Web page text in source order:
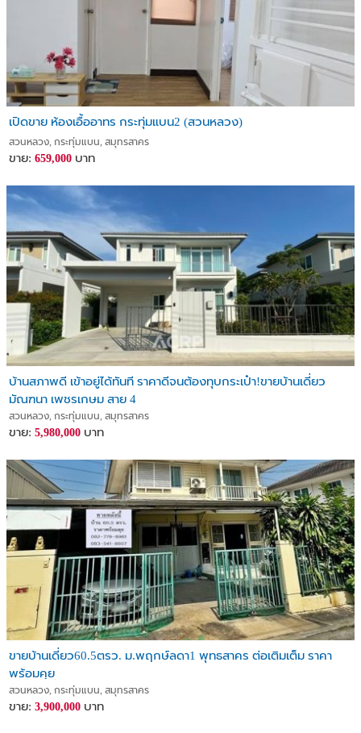
เปิดขาย ห้องเอื้ออาทร กระทุ่มแบน2 (สวนหลวง)
สวนหลวง, กระทุ่มแบน, สมุทรสาคร
ขาย: 659,000 บาท
บ้านสภาพดี เข้าอยู่ได้ทันที ราคาดีจนต้องทุบกระเป๋า!ขายบ้านเดี่ยว
มัณฑนา เพชรเกษม สาย 4
สวนหลวง, กระทุ่มแบน, สมุทรสาคร
ขาย: 5,980,000 บาท
ขายบ้านเดี่ยว60.5ตรว. ม.พฤกษ์ลดา1 พุทธสาคร ต่อเติมเต็ม ราคา
พร้อมคุย
สวนหลวง, กระทุ่มแบน, สมุทรสาคร
ขาย: 3,900,000 บาท